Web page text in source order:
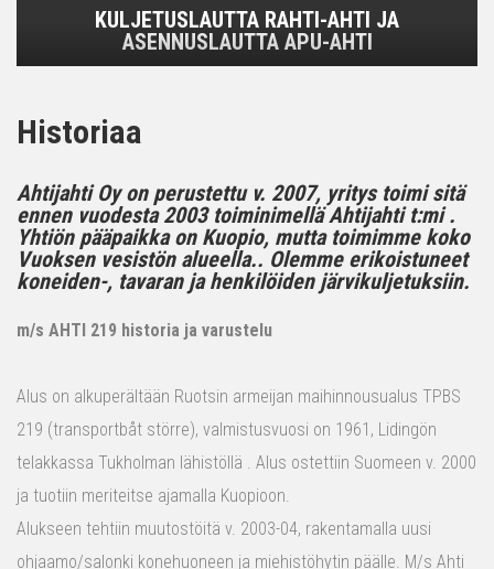
KULJETUSLAUTTA RAHTI-AHTI JA
ASENNUSLAUTTA APU-AHTI
Historiaa
Ahtijahti Oy on perustettu v. 2007, yritys toimi sitä
ennen vuodesta 2003 toiminimellä Ahtijahti t:mi .
Yhtiön pääpaikka on Kuopio, mutta toimimme koko
Vuoksen vesistön alueella.. Olemme erikoistuneet
koneiden-, tavaran ja henkilöiden järvikuljetuksiin.
m/s AHTI 219 historia ja varustelu
Alus on alkuperältään Ruotsin armeijan maihinnousualus TPBS
219 (transportbåt större), valmistusvuosi on 1961, Lidingön
telakkassa Tukholman lähistöllä . Alus ostettiin Suomeen v. 2000
ja tuotiin meriteitse ajamalla Kuopioon.
Alukseen tehtiin muutostöitä v. 2003-04, rakentamalla uusi
ohjaamo/salonki konehuoneen ja miehistöhytin päälle. M/s Ahti